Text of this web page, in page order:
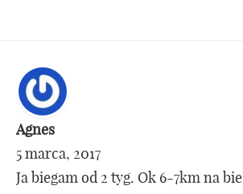
Agnes
5 marca, 2017
Ja biegam od 2 tyg. Ok 6-7km na